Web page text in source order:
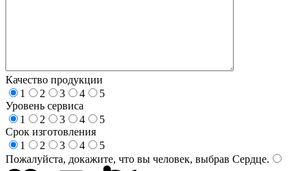
Качество продукции
1
2 3 4
5
Уровень сервиса
1
2 3 4
5
Срок изготовления
1
2 3 4
5
Пожалуйста, докажите, что вы человек, выбрав Сердце.